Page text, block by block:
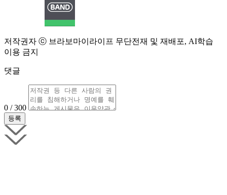
저작권자 ⓒ 브라보마이라이프 무단전재 및 재배포, AI학습
이용 금지
댓글
0 / 300